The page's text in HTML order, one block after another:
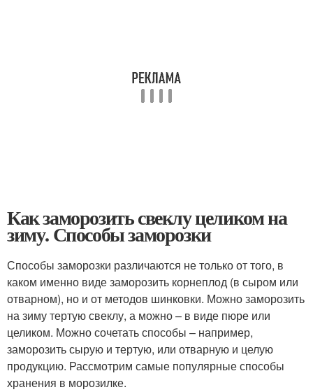
Как заморозить свеклу целиком на
зиму. Способы заморозки
Способы заморозки различаются не только от того, в
каком именно виде заморозить корнеплод (в сыром или
отварном), но и от методов шинковки. Можно заморозить
на зиму тертую свеклу, а можно – в виде пюре или
целиком. Можно сочетать способы – например,
заморозить сырую и тертую, или отварную и целую
продукцию. Рассмотрим самые популярные способы
хранения в морозилке.